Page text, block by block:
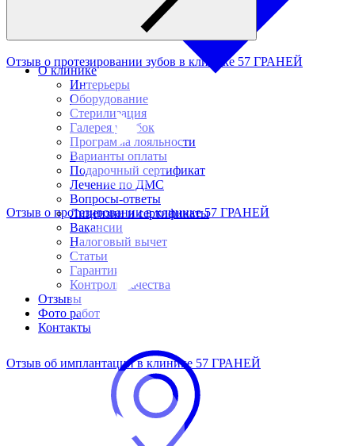
О клинике
Интерьеры
Оборудование
Стерилизация
Галерея улыбок
Программа лояльности
Варианты оплаты
Подарочный сертификат
Лечение по ДМС
Вопросы-ответы
Лицензии и сертификаты
Вакансии
Налоговый вычет
Статьи
Гарантии
Контроль качества
Отзывы
Фото работ
Контакты
Отзыв о протезировании зубов в клинике 57 ГРАНЕЙ
Отзыв о протезировании в клинике 57 ГРАНЕЙ
Отзыв об имплантации в клинике 57 ГРАНЕЙ